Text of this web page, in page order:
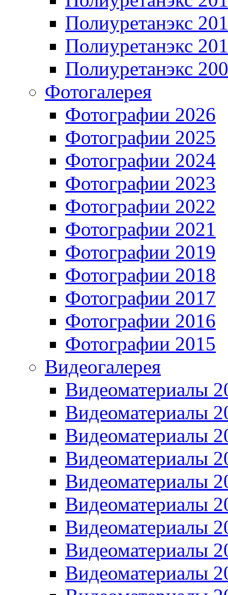
Полиуретанэкс
Полиуретанэкс
Полиуретанэкс
Фотогалерея
Фотографии 2026
Фотографии 2025
Фотографии 2024
Фотографии 2023
Фотографии 2022
Фотографии 2021
Фотографии 2019
Фотографии 2018
Фотографии 2017
Фотографии 2016
Фотографии 2015
Видеогалерея
Видеоматериалы
Видеоматериалы
Видеоматериалы
Видеоматериалы
Видеоматериалы
Видеоматериалы
Видеоматериалы
Видеоматериалы
Видеоматериалы